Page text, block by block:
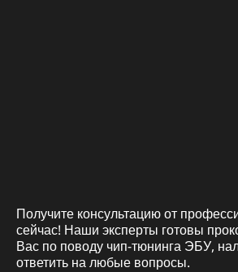
Получите консультацию от
сейчас! Наши эксперты готовы
Вас по поводу чип-тюнинга ЭБУ,
ответить на любые вопросы.